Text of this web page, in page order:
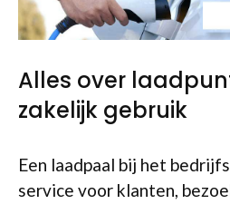
Alles over
zakelijk gebruik
Een laadpaal bij het
service voor klanten,